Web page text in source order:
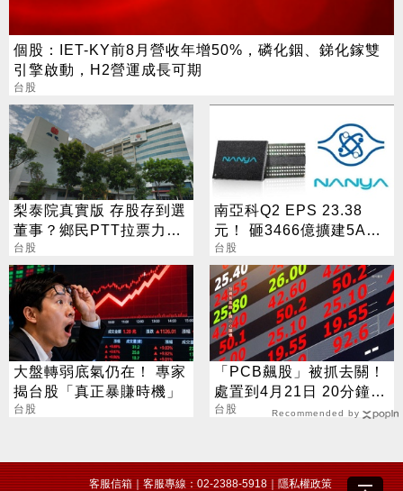
個股：IET-KY前8月營收年增50%，磷化銦、銻化鎵雙
引擎啟動，H2營運成長可期
台股
梨泰院真實版 存股存到選
董事？鄉民PTT拉票力戰
公司派
台股
南亞科Q2 EPS 23.38
元！ 砸3466億擴建5A新
廠 今年資本支出增至697
億
台股
大盤轉弱底氣仍在！ 專家
揭台股「真正暴賺時機」
台股
「PCB飆股」被抓去關！
處置到4月21日 20分鐘搓
合一次
台股 Recommended by
客服信箱｜客服專線：02-2388-5918｜隱私權政策